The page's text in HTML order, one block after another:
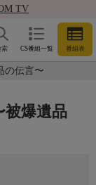
TV
CS番組一覧 番組表
索
の伝言〜
被爆遺品